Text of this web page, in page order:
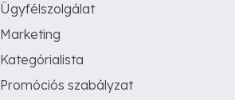
Ügyfélszolgálat
Marketing
Kategórialista
Promóciós szabályzat